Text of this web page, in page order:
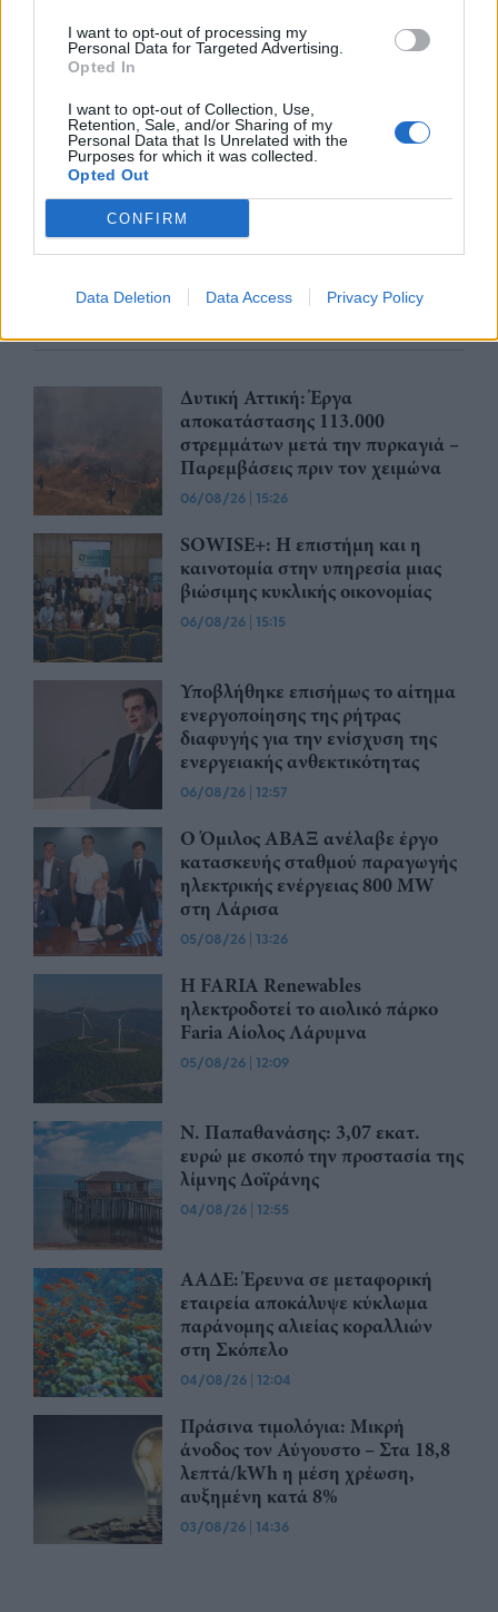
I want to opt-out of processing my
Personal Data for Targeted Advertising.
Opted In
I want to opt-out of Collection, Use,
Retention, Sale, and/or Sharing of my
Personal Data that Is Unrelated with the
Purposes for which it was collected.
Opted Out
CONFIRM
Data Deletion Data Access Privacy Policy
TP Greece: Πώς διαμορφώνεται το
μέλλον του Insurance στην εποχή του AI
Advertorial
Δυτική Αττική: Έργα
αποκατάστασης 113.000
στρεμμάτων μετά την πυρκαγιά –
Παρεμβάσεις πριν τον χειμώνα
06/08/26 | 15:26
SOWISE+: Η επιστήμη και η
καινοτομία στην υπηρεσία μιας
βιώσιμης κυκλικής οικονομίας
06/08/26 | 15:15
Υποβλήθηκε επισήμως το αίτημα
ενεργοποίησης της ρήτρας
διαφυγής για την ενίσχυση της
ενεργειακής ανθεκτικότητας
06/08/26 | 12:57
Ο Όμιλος ΑΒΑΞ ανέλαβε έργο
κατασκευής σταθμού παραγωγής
ηλεκτρικής ενέργειας 800 ΜW
στη Λάρισα
05/08/26 | 13:26
Η FARIA Renewables
ηλεκτροδοτεί το αιολικό πάρκο
Faria Αίολος Λάρυμνα
05/08/26 | 12:09
Ν. Παπαθανάσης: 3,07 εκατ.
ευρώ με σκοπό την προστασία της
λίμνης Δοϊράνης
04/08/26 | 12:55
ΑΑΔΕ: Έρευνα σε μεταφορική
εταιρεία αποκάλυψε κύκλωμα
παράνομης αλιείας κοραλλιών
στη Σκόπελο
04/08/26 | 12:04
Πράσινα τιμολόγια: Μικρή
άνοδος τον Αύγουστο – Στα 18,8
λεπτά/kWh η μέση χρέωση,
αυξημένη κατά 8%
03/08/26 | 14:36